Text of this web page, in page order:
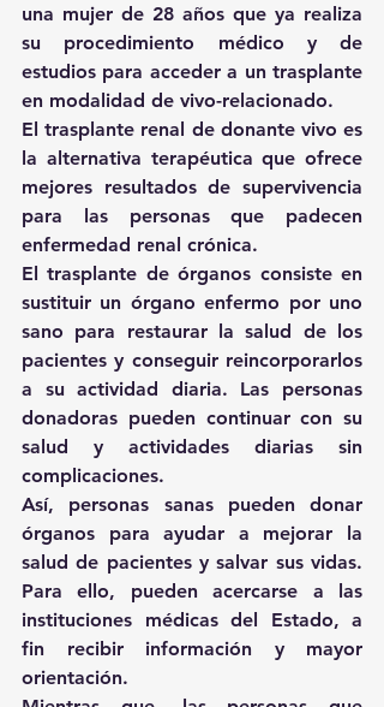
una mujer de 28 años que ya realiza
su procedimiento médico y de
estudios para acceder a un trasplante
en modalidad de vivo-relacionado.
El trasplante renal de donante vivo es
la alternativa terapéutica que ofrece
mejores resultados de supervivencia
para las personas que padecen
enfermedad renal crónica.
El trasplante de órganos consiste en
sustituir un órgano enfermo por uno
sano para restaurar la salud de los
pacientes y conseguir reincorporarlos
a su actividad diaria. Las personas
donadoras pueden continuar con su
salud y actividades diarias sin
complicaciones.
Así, personas sanas pueden donar
órganos para ayudar a mejorar la
salud de pacientes y salvar sus vidas.
Para ello, pueden acercarse a las
instituciones médicas del Estado, a
fin recibir información y mayor
orientación.